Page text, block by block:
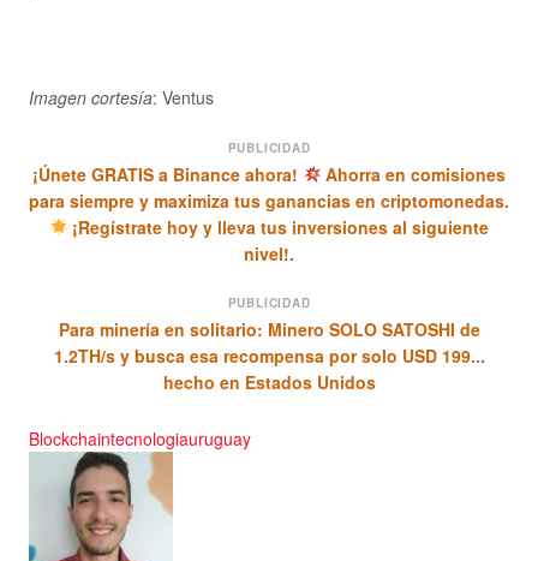
Imagen cortesía: Ventus
PUBLICIDAD
¡Únete GRATIS a Binance ahora!
Ahorra en comisiones
para siempre y maximiza tus ganancias en criptomonedas.
¡Regístrate hoy y lleva tus inversiones al siguiente
nivel!.
PUBLICIDAD
Para minería en solitario: Minero SOLO SATOSHI de
1.2TH/s y busca esa recompensa por solo USD 199...
hecho en Estados Unidos
Blockchaintecnologiauruguay